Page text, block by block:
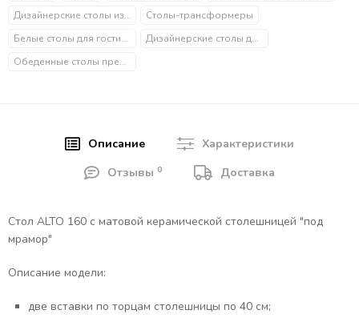
Дизайнерские столы из металла
Столы-трансформеры
Белые столы для гостиной
Дизайнерские столы для гостиной
Обеденные столы премиум
Описание
Характеристики
Отзывы 0 Доставка
Стол ALTO 160 с матовой керамической столешницей "под
мрамор"
Описание модели:
две вставки по торцам столешницы по 40 см;